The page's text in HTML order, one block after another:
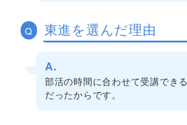
Q 東進を選んだ理由
A.
部活の時間に合わせて受講でき
だったからです。